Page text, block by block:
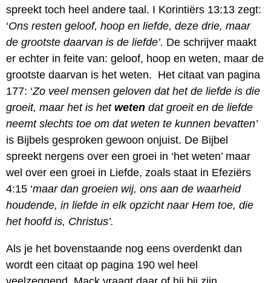
spreekt toch heel andere taal. I Korintiërs 13:13 zegt:
‘Ons resten geloof, hoop en liefde, deze drie, maar
de grootste daarvan is de liefde’. De schrijver maakt
er echter in feite van: geloof, hoop en weten, maar de
grootste daarvan is het weten. Het citaat van pagina
177: ‘Zo veel mensen geloven dat het de liefde is die
groeit, maar het is het weten dat groeit en de liefde
neemt slechts toe om dat weten te kunnen bevatten’
is Bijbels gesproken gewoon onjuist. De Bijbel
spreekt nergens over een groei in ‘het weten’ maar
wel over een groei in Liefde, zoals staat in Efeziërs
4:15 ‘maar dan groeien wij, ons aan de waarheid
houdende, in liefde in elk opzicht naar Hem toe, die
het hoofd is, Christus’.
Als je het bovenstaande nog eens overdenkt dan
wordt een citaat op pagina 190 wel heel